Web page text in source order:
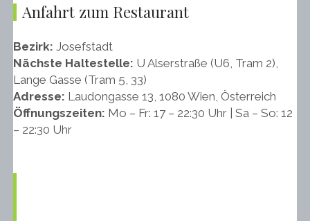
Anfahrt zum Restaurant
Bezirk: Josefstadt
Nächste Haltestelle: U Alserstraße (U6, Tram 2),
Lange Gasse (Tram 5, 33)
Adresse: Laudongasse 13, 1080 Wien, Österreich
Öffnungszeiten: Mo – Fr: 17 – 22:30 Uhr | Sa – So: 12
– 22:30 Uhr